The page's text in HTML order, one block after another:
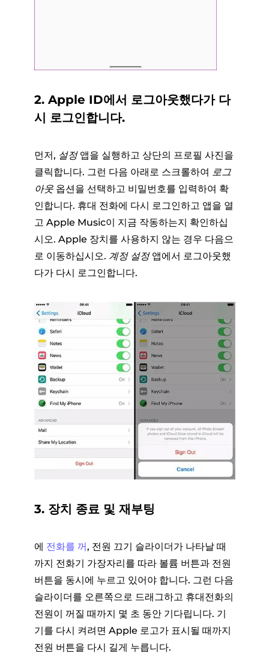
2. Apple ID에서 로그아웃했다가 다
시 로그인합니다.
먼저, 설정앱을 실행하고 상단의 프로필 사진을
클릭합니다. 그런 다음 아래로 스크롤하여 로그
아웃옵션을 선택하고 비밀번호를 입력하여 확
인합니다. 휴대 전화에 다시 로그인하고 앱을 열
고 Apple Music이 지금 작동하는지 확인하십
시오. Apple 장치를 사용하지 않는 경우 다음으
로 이동하십시오. 계정 설정앱에서 로그아웃했
다가 다시 로그인합니다.
3. 장치 종료 및 재부팅
에 전화를 꺼, 전원 끄기 슬라이더가 나타날 때
까지 전화기 가장자리를 따라 볼륨 버튼과 전원
버튼을 동시에 누르고 있어야 합니다. 그런 다음
슬라이더를 오른쪽으로 드래그하고 휴대전화의
전원이 꺼질 때까지 몇 초 동안 기다립니다. 기
기를 다시 켜려면 Apple 로고가 표시될 때까지
전원 버튼을 다시 길게 누릅니다.